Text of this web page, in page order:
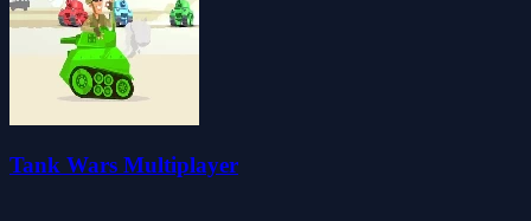
Tank Wars Multiplayer